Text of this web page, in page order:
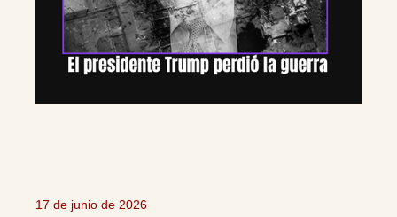
17 de junio de 2026